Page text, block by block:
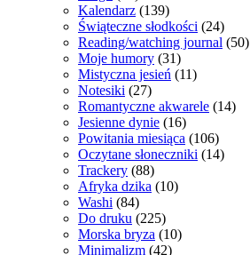
Kalendarz (139)
Świąteczne słodkości (24)
Reading/watching journal (50)
Moje humory (31)
Mistyczna jesień (11)
Notesiki (27)
Romantyczne akwarele (14)
Jesienne dynie (16)
Powitania miesiąca (106)
Oczytane słoneczniki (14)
Trackery (88)
Afryka dzika (10)
Washi (84)
Do druku (225)
Morska bryza (10)
Minimalizm (42)